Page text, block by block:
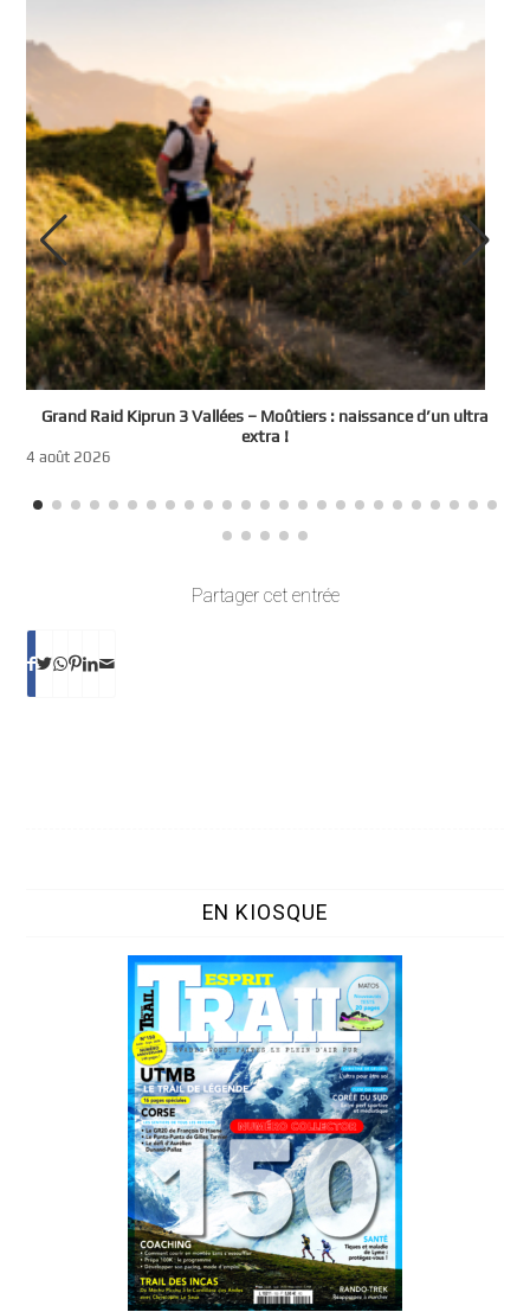
Grand Raid Kiprun 3 Vallées – Moûtiers : naissance d’un ultra
extra !
4 août 2026
Partager cet entrée
EN KIOSQUE